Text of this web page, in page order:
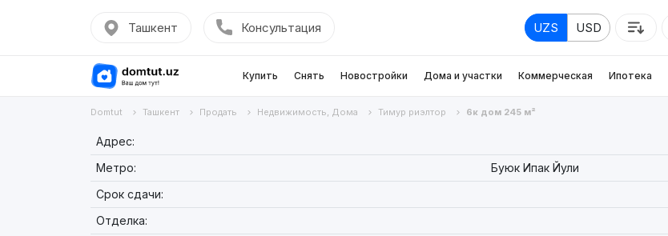
Ташкент Консультация UZS USD
Купить Снять Новостройки Дома и участки Коммерческая Ипотека
Domtut Ташкент Продать Недвижимость, Дома Тимур риэлтор 6к дом 245 м²
Адрес:
Метро:
Буюк Ипак Йули
Срок сдачи:
Отделка: